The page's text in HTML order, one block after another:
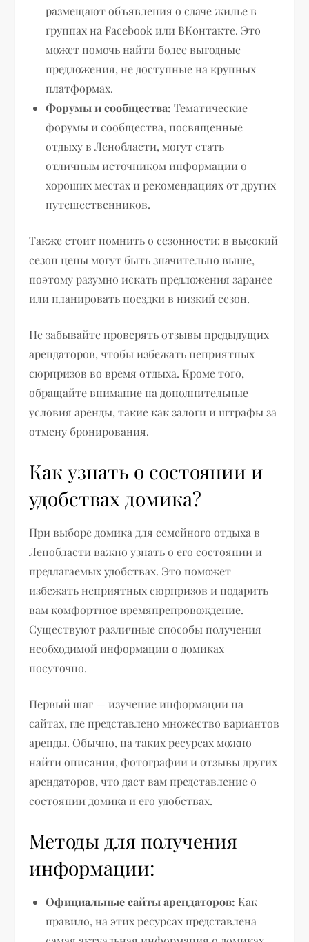
размещают объявления о сдаче жилье в
группах на Facebook или ВКонтакте. Это
может помочь найти более выгодные
предложения, не доступные на крупных
платформах.
Форумы и сообщества: Тематические
форумы и сообщества, посвященные
отдыху в Ленобласти, могут стать
отличным источником информации о
хороших местах и рекомендациях от других
путешественников.
Также стоит помнить о сезонности: в высокий
сезон цены могут быть значительно выше,
поэтому разумно искать предложения заранее
или планировать поездки в низкий сезон.
Не забывайте проверять отзывы предыдущих
арендаторов, чтобы избежать неприятных
сюрпризов во время отдыха. Кроме того,
обращайте внимание на дополнительные
условия аренды, такие как залоги и штрафы за
отмену бронирования.
Как узнать о состоянии и
удобствах домика?
При выборе домика для семейного отдыха в
Ленобласти важно узнать о его состоянии и
предлагаемых удобствах. Это поможет
избежать неприятных сюрпризов и подарить
вам комфортное времяпрепровождение.
Существуют различные способы получения
необходимой информации о домиках
посуточно.
Первый шаг — изучение информации на
сайтах, где представлено множество вариантов
аренды. Обычно, на таких ресурсах можно
найти описания, фотографии и отзывы других
арендаторов, что даст вам представление о
состоянии домика и его удобствах.
Методы для получения
информации:
Официальные сайты арендаторов: Как
правило, на этих ресурсах представлена